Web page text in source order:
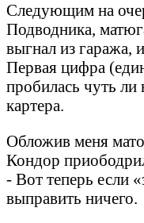
Следующим на
Подводника,
выгнал из гаража,
Первая цифра
пробилась чуть ли
картера.
Обложив меня
Кондор
- Вот теперь если
выправить ничего.